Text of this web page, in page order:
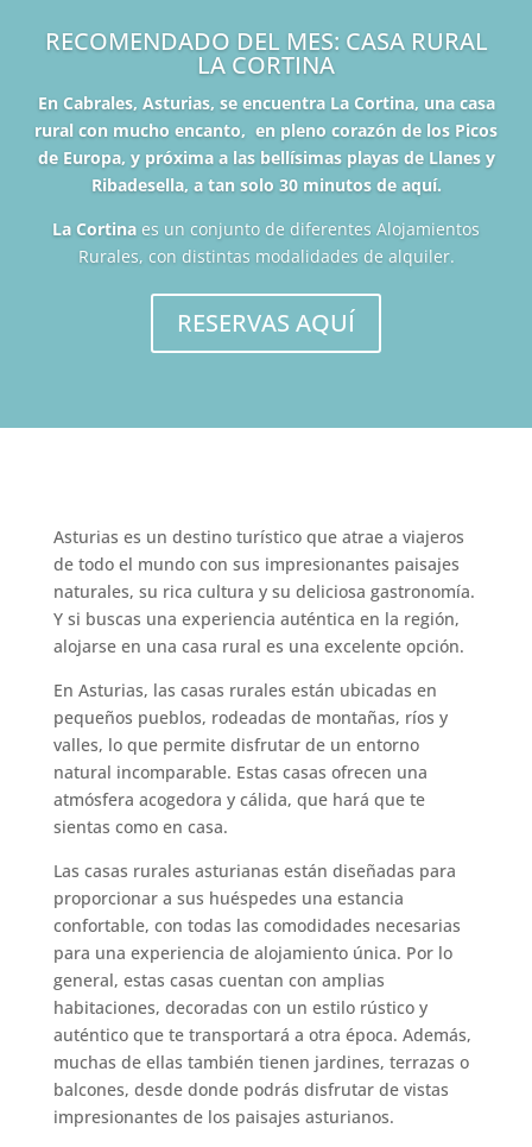
RECOMENDADO DEL MES: CASA RURAL
LA CORTINA
En Cabrales, Asturias, se encuentra La Cortina, una casa
rural con mucho encanto, en pleno corazón de los Picos
de Europa, y próxima a las bellísimas playas de Llanes y
Ribadesella, a tan solo 30 minutos de aquí.
La Cortina es un conjunto de diferentes Alojamientos
Rurales, con distintas modalidades de alquiler.
RESERVAS AQUÍ
Asturias es un destino turístico que atrae a viajeros
de todo el mundo con sus impresionantes paisajes
naturales, su rica cultura y su deliciosa gastronomía.
Y si buscas una experiencia auténtica en la región,
alojarse en una casa rural es una excelente opción.
En Asturias, las casas rurales están ubicadas en
pequeños pueblos, rodeadas de montañas, ríos y
valles, lo que permite disfrutar de un entorno
natural incomparable. Estas casas ofrecen una
atmósfera acogedora y cálida, que hará que te
sientas como en casa.
Las casas rurales asturianas están diseñadas para
proporcionar a sus huéspedes una estancia
confortable, con todas las comodidades necesarias
para una experiencia de alojamiento única. Por lo
general, estas casas cuentan con amplias
habitaciones, decoradas con un estilo rústico y
auténtico que te transportará a otra época. Además,
muchas de ellas también tienen jardines, terrazas o
balcones, desde donde podrás disfrutar de vistas
impresionantes de los paisajes asturianos.